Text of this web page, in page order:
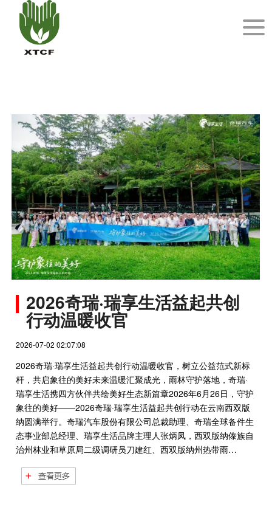
2026奇瑞·瑞享生活益起共创
行动温暖收官
2026-07-02 02:07:08
2026奇瑞·瑞享生活益起共创行动温暖收官，树立公益范式新标
杆，共启象往的美好未来温暖汇聚成光，雨林守护落地，奇瑞·
瑞享生活携四方伙伴共绘美好生态新篇章2026年6月26日，守护
象往的美好——2026奇瑞·瑞享生活益起共创行动在云南西双版
纳圆满举行。奇瑞汽车股份有限公司总裁助理、奇瑞全球备件生
态事业部总经理、瑞享生活品牌主理人张炳凤，西双版纳傣族自
治州林业和草原局二级调研员刀建红、西双版纳州热带雨…